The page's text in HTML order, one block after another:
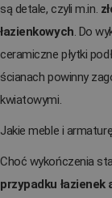
są detale, czyli m.in.
łazienkowych. Do
ceramiczne płytki
ścianach powinny
kwiatowymi.
Jakie meble i
Choć wykończenia
przypadku